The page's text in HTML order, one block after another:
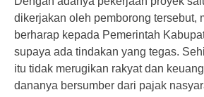
dikerjakan oleh pemborong tersebut,
berharap kepada Pemerintah
supaya ada tindakan yang tegas.
itu tidak merugikan rakyat dan
dananya bersumber dari pajak